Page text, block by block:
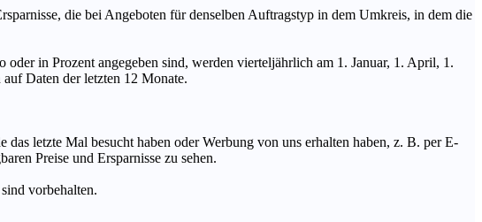
die bei Angeboten für denselben Auftragstyp in dem Umkreis, in dem die
in Prozent angegeben sind, werden vierteljährlich am 1. Januar, 1. April, 1.
Daten der letzten 12 Monate.
letzte Mal besucht haben oder Werbung von uns erhalten haben, z. B. per E-
Preise und Ersparnisse zu sehen.
vorbehalten.